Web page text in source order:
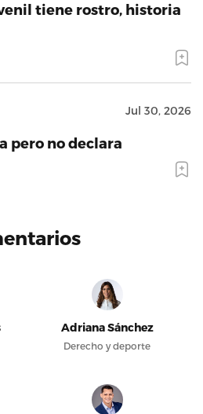
tiene rostro, historia
Jul 30, 2026
pero no declara
Adriana Sánchez
Derecho y deporte